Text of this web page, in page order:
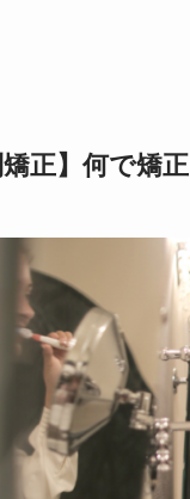
矯正】何で矯